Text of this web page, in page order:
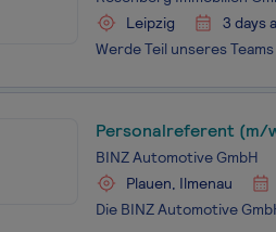
Leipzig
3 days
Personalreferent (m/
BINZ Automotive GmbH
Plauen, Ilmenau